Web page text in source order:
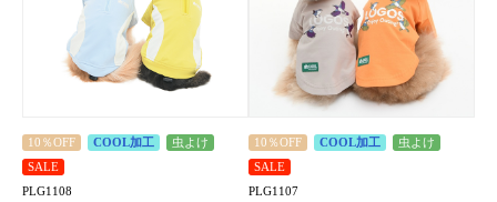
10％OFF COOL加工
虫よけ
SALE
PLG1108
10％OFF COOL加工
虫よけ
SALE
PLG1107